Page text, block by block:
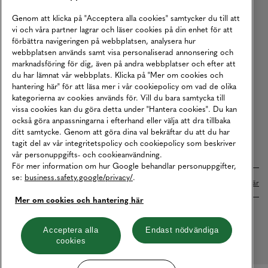
Köpvillkor
Karriär
Vårt Ansvar
Våra Tjänster
Press
Studentrabatt
B2B
Tillgänglighetsredogörelse
Betalningar online sköts i samarbete med Klarna. Läs mer här
Cookies Integritetspolicy
Hantera cookies
Genom att klicka på "Acceptera alla cookies" samtycker du till att
vi och våra partner lagrar och läser cookies på din enhet för att
förbättra navigeringen på webbplatsen, analysera hur
webbplatsen används samt visa personaliserad annonsering och
marknadsföring för dig, även på andra webbplatser och efter att
du har lämnat vår webbplats. Klicka på "Mer om cookies och
hantering här" för att läsa mer i vår cookiepolicy om vad de olika
kategorierna av cookies används för. Vill du bara samtycka till
vissa cookies kan du göra detta under "Hantera cookies". Du kan
också göra anpassningarna i efterhand eller välja att dra tillbaka
ditt samtycke. Genom att göra dina val bekräftar du att du har
tagit del av vår integritetspolicy och cookiepolicy som beskriver
vår personuppgifts- och cookieanvändning.
För mer information om hur Google behandlar personuppgifter,
se: business.safety.google/privacy/.
Mer om cookies och hantering här
Acceptera alla
cookies
Endast nödvändiga